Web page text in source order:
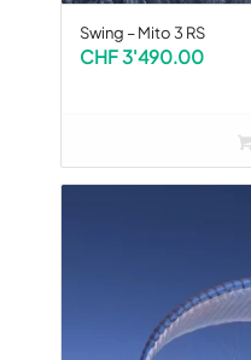
Swing – Mito 3 RS
CHF3'490.00